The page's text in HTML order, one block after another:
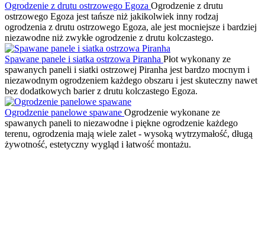
Ogrodzenie z drutu ostrzowego Egoza Ogrodzenie z drutu
ostrzowego Egoza jest tańsze niż jakikolwiek inny rodzaj
ogrodzenia z drutu ostrzowego Egoza, ale jest mocniejsze i bardziej
niezawodne niż zwykłe ogrodzenie z drutu kolczastego.
Spawane panele i siatka ostrzowa Piranha Płot wykonany ze
spawanych paneli i siatki ostrzowej Piranha jest bardzo mocnym i
niezawodnym ogrodzeniem każdego obszaru i jest skuteczny nawet
bez dodatkowych barier z drutu kolczastego Egoza.
Ogrodzenie panelowe spawane Ogrodzenie wykonane ze
spawanych paneli to niezawodne i piękne ogrodzenie każdego
terenu, ogrodzenia mają wiele zalet - wysoką wytrzymałość, długą
żywotność, estetyczny wygląd i łatwość montażu.